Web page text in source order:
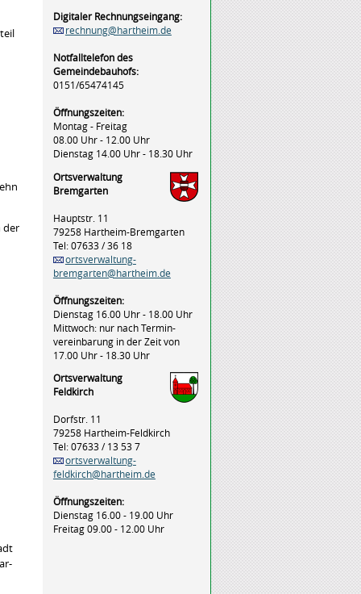
der
Digitaler Rechnungseingang:
rechnung@hartheim.de
Notfalltelefon des
Gemeindebauhofs:
0151/65474145
Öffnungszeiten:
Montag - Freitag
08.00 Uhr - 12.00 Uhr
Dienstag 14.00 Uhr - 18.30 Uhr
Ortsverwaltung
Bremgarten
Hauptstr. 11
79258 Hartheim-Bremgarten
Tel: 07633 / 36 18
ortsverwaltung-
bremgarten@hartheim.de
Öffnungszeiten:
Dienstag 16.00 Uhr - 18.00 Uhr
Mittwoch: nur nach Termin-
vereinbarung in der Zeit von
17.00 Uhr - 18.30 Uhr
Ortsverwaltung
Feldkirch
Dorfstr. 11
79258 Hartheim-Feldkirch
Tel: 07633 / 13 53 7
ortsverwaltung-
feldkirch@hartheim.de
Öffnungszeiten:
Dienstag 16.00 - 19.00 Uhr
Freitag 09.00 - 12.00 Uhr